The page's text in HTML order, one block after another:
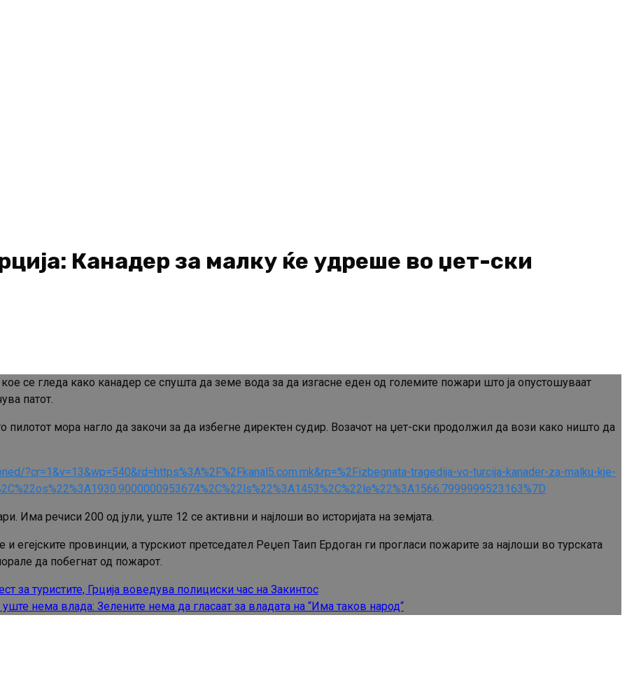
Канадер за малку ќе удреше во џет-ски
се гледа како канадер се спушта да земе вода за да изгасне еден од големите пожари што ја опустошуваат
патот.
мора нагло да закочи за да избегне директен судир. Возачот на џет-ски продолжил да вози како ништо да
?cr=1&v=13&wp=540&rd=https%3A%2F%2Fkanal5.com.mk&rp=%2Fizbegnata-tragedija-vo-turcija-kanader-za-malku-kje-
Има речиси 200 од јули, уште 12 се активни и најлоши во историјата на земјата.
егејските провинции, а турскиот претседател Реџеп Таип Ердоган ги прогласи пожарите за најлоши во турската
да побегнат од пожарот.
за туристите, Грција воведува полициски час на Закинтос
уште нема влада: Зелените нема да гласаат за владата на “Има таков народ“